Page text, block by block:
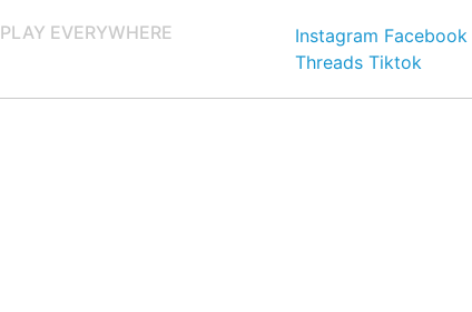
PLAY EVERYWHERE Instagram Facebook
Threads Tiktok